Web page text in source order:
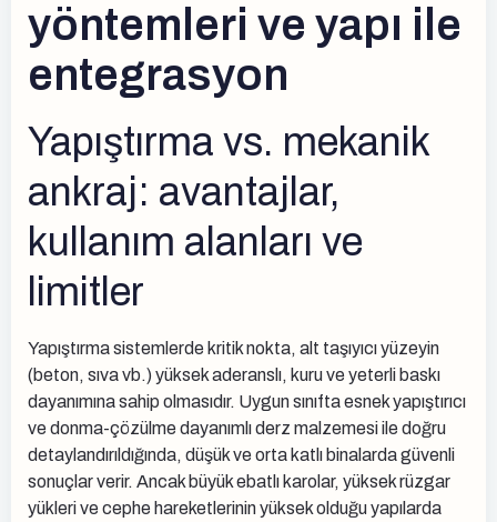
yöntemleri ve yapı ile
entegrasyon
Yapıştırma vs. mekanik
ankraj: avantajlar,
kullanım alanları ve
limitler
Yapıştırma sistemlerde kritik nokta, alt taşıyıcı yüzeyin
(beton, sıva vb.) yüksek aderanslı, kuru ve yeterli baskı
dayanımına sahip olmasıdır. Uygun sınıfta esnek yapıştırıcı
ve donma-çözülme dayanımlı derz malzemesi ile doğru
detaylandırıldığında, düşük ve orta katlı binalarda güvenli
sonuçlar verir. Ancak büyük ebatlı karolar, yüksek rüzgar
yükleri ve cephe hareketlerinin yüksek olduğu yapılarda